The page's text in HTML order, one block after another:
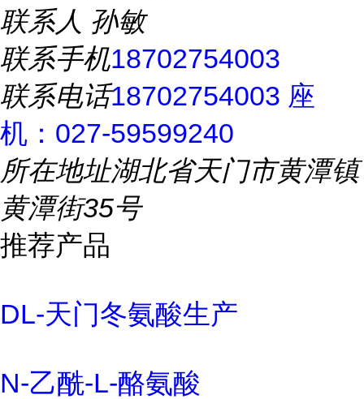
联系人 孙敏
联系手机18702754003
联系电话18702754003 座
机：027-59599240
所在地址湖北省天门市黄潭镇
黄潭街35号
推荐产品
DL-天门冬氨酸生产
N-乙酰-L-酪氨酸